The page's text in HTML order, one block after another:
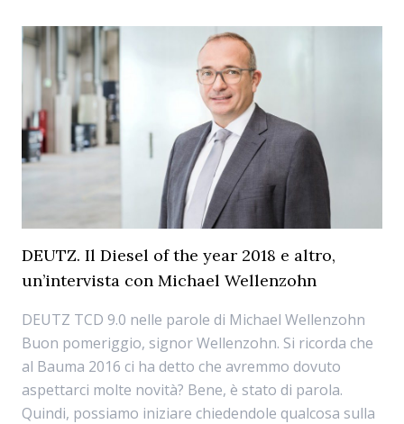
DEUTZ. Il Diesel of the year 2018 e altro,
un’intervista con Michael Wellenzohn
DEUTZ TCD 9.0 nelle parole di Michael Wellenzohn
Buon pomeriggio, signor Wellenzohn. Si ricorda che
al Bauma 2016 ci ha detto che avremmo dovuto
aspettarci molte novità? Bene, è stato di parola.
Quindi, possiamo iniziare chiedendole qualcosa sulla